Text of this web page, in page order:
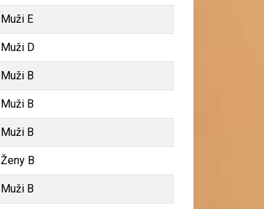
Muži E
Muži D
Muži B
Muži B
Muži B
Ženy B
Muži B